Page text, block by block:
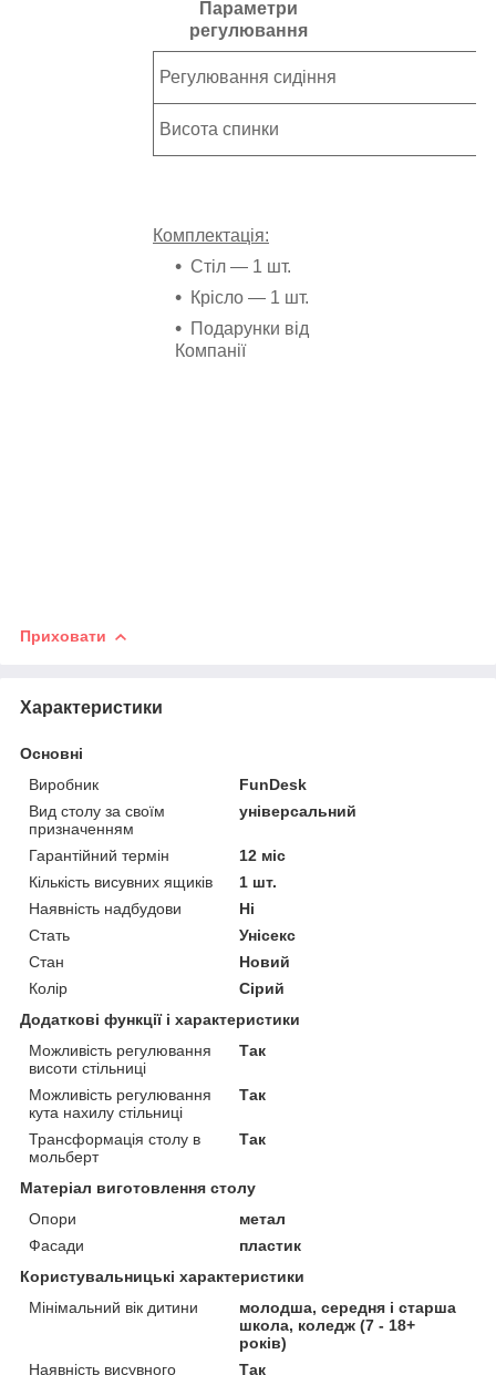
Параметри
регулювання
Регулювання сидіння
Висота спинки
Комплектація:
Стіл ― 1 шт.
Крісло ― 1 шт.
Подарунки від
Компанії
Приховати
Характеристики
Основні
Виробник
FunDesk
Вид столу за своїм
призначенням
універсальний
Гарантійний термін
12 міс
Кількість висувних ящиків
1 шт.
Наявність надбудови
Ні
Стать
Унісекс
Стан
Новий
Колір
Сірий
Додаткові функції і характеристики
Можливість регулювання
висоти стільниці
Так
Можливість регулювання
кута нахилу стільниці
Так
Трансформація столу в
мольберт
Так
Матеріал виготовлення столу
Опори
метал
Фасади
пластик
Користувальницькі характеристики
Мінімальний вік дитини
молодша, середня і старша
школа, коледж (7 - 18+
років)
Наявність висувного
Так